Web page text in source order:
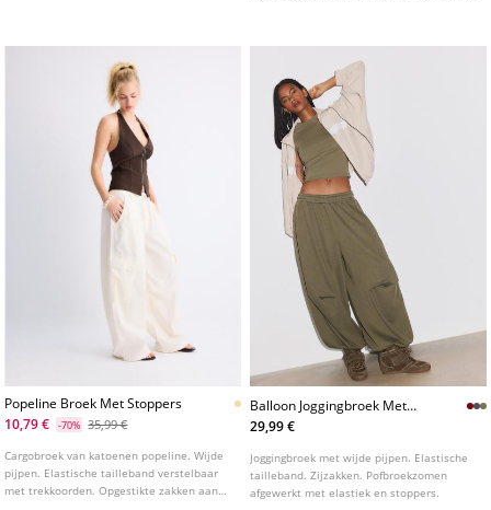
Popeline Broek Met Stoppers
10,79 €
-70% 35,99 €
Cargobroek van katoenen popeline. Wijde
pijpen. Elastische tailleband verstelbaar
met trekkoorden. Opgestikte zakken aan
Balloon Joggingbroek Met
Stoppers
29,99 €
Joggingbroek met wijde pijpen. Elastische
tailleband. Zijzakken. Pofbroekzomen
afgewerkt met elastiek en stoppers.